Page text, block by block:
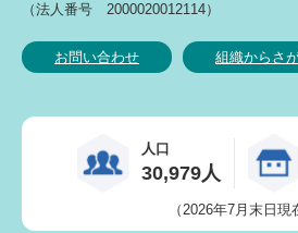
（法人番号 2000020012114）
お問い合わせ 組織からさ
人口
30,979人
（2026年7月末日現